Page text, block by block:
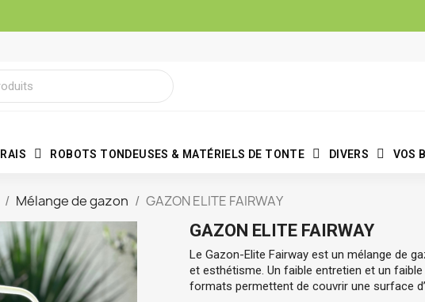
ROBOTS TONDEUSES & MATÉRIELS DE TONTE DIVERS VOS
Mélange de gazon GAZON ELITE FAIRWAY
GAZON ELITE FAIRWAY
Le Gazon-Elite Fairway est un mélange de
et esthétisme. Un faible entretien et un
formats permettent de couvrir une surface